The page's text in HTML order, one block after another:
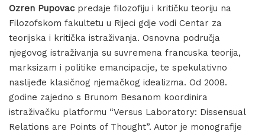
Ozren Pupovacpredaje filozofiju i kritičku teoriju na
Filozofskom fakultetu u Rijeci gdje vodi Centar za
teorijska i kritička istraživanja. Osnovna područja
njegovog istraživanja su suvremena francuska teorija,
marksizam i politike emancipacije, te spekulativno
naslijeđe klasičnog njemačkog idealizma. Od 2008.
godine zajedno s Brunom Besanom koordinira
istraživačku platformu “Versus Laboratory: Dissensual
Relations are Points of Thought”. Autor je monografije